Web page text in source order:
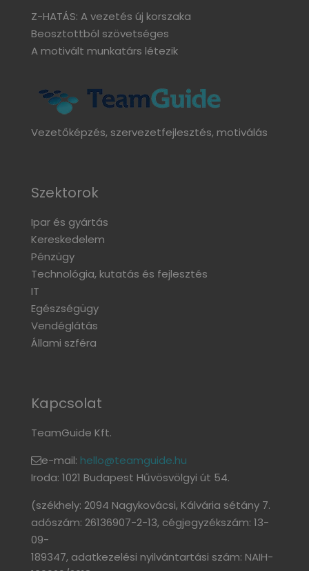
Z-HATÁS: A vezetés új korszaka
Beosztottból szövetséges
A motivált munkatárs létezik
Vezetőképzés, szervezetfejlesztés, motiválás
Szektorok
Ipar és gyártás
Kereskedelem
Pénzügy
Technológia, kutatás és fejlesztés
IT
Egészségügy
Vendéglátás
Állami szféra
Kapcsolat
TeamGuide Kft.
e-mail: hello@teamguide.hu
Iroda: 1021 Budapest Hűvösvölgyi út 54.
(székhely: 2094 Nagykovácsi, Kálvária sétány 7.
adószám: 26136907-2-13, cégjegyzékszám: 13-
09-
189347, adatkezelési nyilvántartási szám: NAIH-